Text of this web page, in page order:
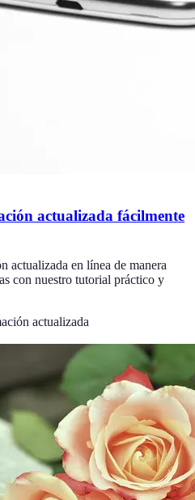
actualizada fácilmente
actualizada en línea de manera
con nuestro tutorial práctico y
actualizada